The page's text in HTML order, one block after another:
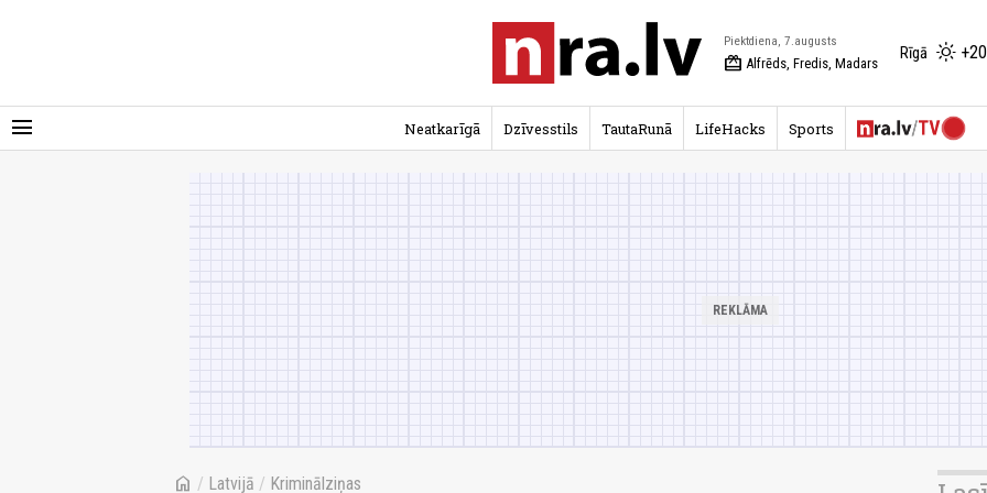
menu
Piektdiena, 7.augusts
redeem Alfrēds, Fredis, Madars
Rīgā
Neatkarīgā Dzīvesstils TautaRunā LifeHacks Sports
home / Latvijā / Kriminālziņas